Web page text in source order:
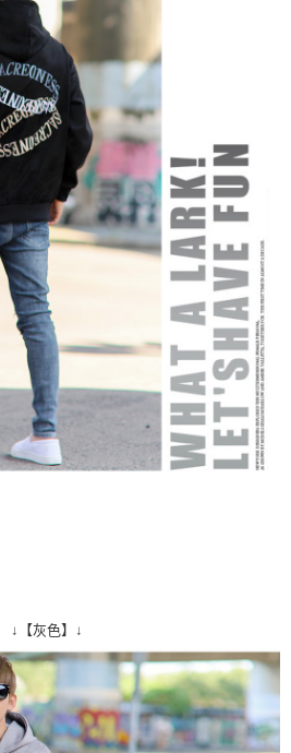
↓【灰色】↓